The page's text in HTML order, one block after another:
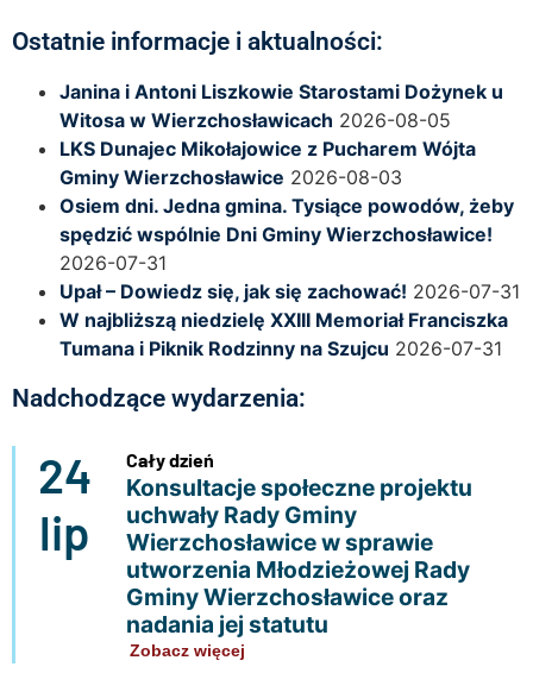
Ostatnie informacje i aktualności:
Janina i Antoni Liszkowie Starostami Dożynek u
Witosa w Wierzchosławicach 2026-08-05
LKS Dunajec Mikołajowice z Pucharem Wójta
Gminy Wierzchosławice 2026-08-03
Osiem dni. Jedna gmina. Tysiące powodów, żeby
spędzić wspólnie Dni Gminy Wierzchosławice!
2026-07-31
Upał – Dowiedz się, jak się zachować! 2026-07-31
W najbliższą niedzielę XXIII Memoriał Franciszka
Tumana i Piknik Rodzinny na Szujcu 2026-07-31
Nadchodzące wydarzenia:
24
lip
Cały dzień
Konsultacje społeczne projektu
uchwały Rady Gminy
Wierzchosławice w sprawie
utworzenia Młodzieżowej Rady
Gminy Wierzchosławice oraz
nadania jej statutu
Zobacz więcej